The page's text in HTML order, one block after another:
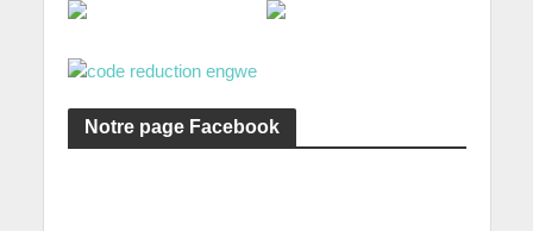
Notre page Facebook